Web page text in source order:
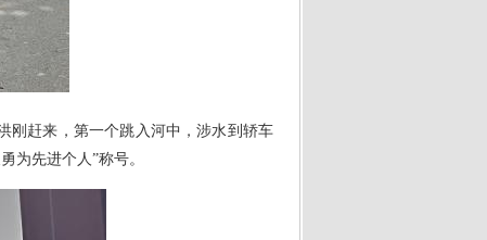
刚赶来，第一个跳入河中，涉水到轿车
为先进个人”称号。